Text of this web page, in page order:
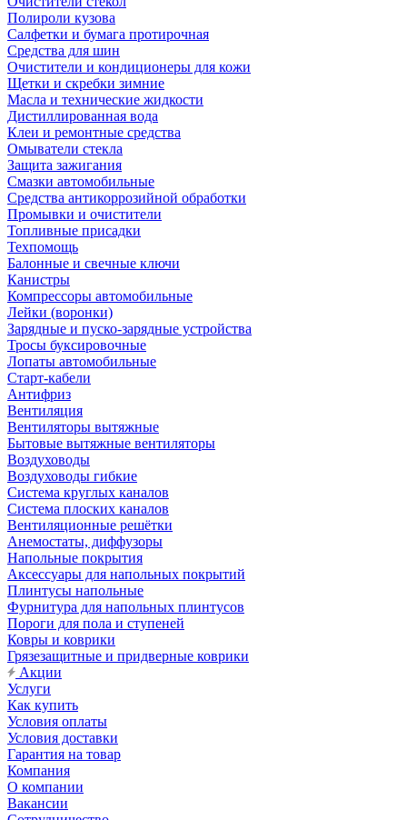
Полироли кузова
Салфетки и бумага протирочная
Средства для шин
Очистители и кондиционеры для кожи
Щетки и скребки зимние
Масла и технические жидкости
Дистиллированная вода
Клеи и ремонтные средства
Омыватели стекла
Защита зажигания
Смазки автомобильные
Средства антикоррозийной обработки
Промывки и очистители
Топливные присадки
Техпомощь
Балонные и свечные ключи
Канистры
Компрессоры автомобильные
Лейки (воронки)
Зарядные и пуско-зарядные устройства
Тросы буксировочные
Лопаты автомобильные
Старт-кабели
Антифриз
Вентиляция
Вентиляторы вытяжные
Бытовые вытяжные вентиляторы
Воздуховоды
Воздуховоды гибкие
Система круглых каналов
Система плоских каналов
Вентиляционные решётки
Анемостаты, диффузоры
Напольные покрытия
Аксессуары для напольных покрытий
Плинтусы напольные
Фурнитура для напольных плинтусов
Пороги для пола и ступеней
Ковры и коврики
Грязезащитные и придверные коврики
Акции
Услуги
Как купить
Условия оплаты
Условия доставки
Гарантия на товар
Компания
О компании
Вакансии